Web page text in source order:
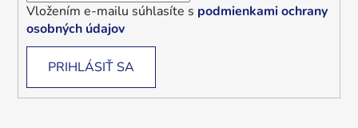
Vložením e-mailu súhlasíte s podmienkami ochrany
osobných údajov
PRIHLÁSIŤ SA